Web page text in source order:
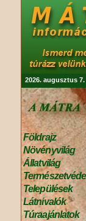
2026. augusztus
Földrajz
Növényvilág
Állatvilág
Települések
Látnivalók
Túraajánlatok